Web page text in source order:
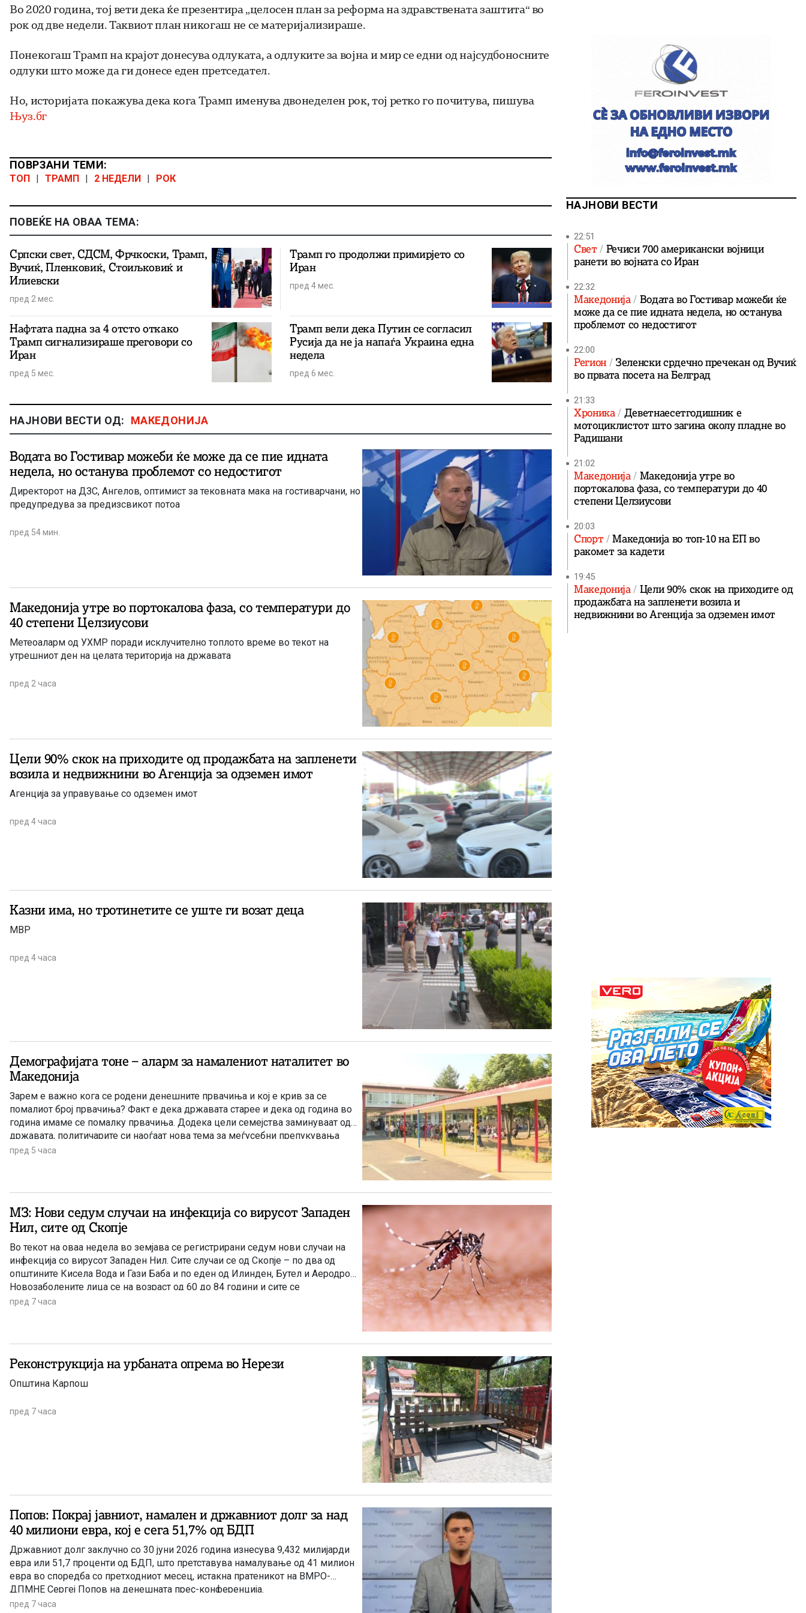
Во 2020 година, тој вети дека ќе презентира „целосен план за реформа на здравствената заштита“ во
рок од две недели. Таквиот план никогаш не се материјализираше.
Понекогаш Трамп на крајот донесува одлуката, а одлуките за војна и мир се едни од најсудбоносните
одлуки што може да ги донесе еден претседател.
Но, историјата покажува дека кога Трамп именува двонеделен рок, тој ретко го почитува, пишува
Њуз.бг
ПОВРЗАНИ ТЕМИ:
ТОП ТРАМП 2 НЕДЕЛИ РОК
ПОВЕЌЕ НА ОВАА ТЕМА:
Српски свет, СДСМ, Фрчкоски, Трамп,
Вучиќ, Пленковиќ, Стоиљковиќ и
Илиевски
пред 2 мес.
Трамп го продолжи примирјето со
Иран
пред 4 мес.
Нафтата падна за 4 отсто откако
Трамп сигнализираше преговори со
Иран
пред 5 мес.
Трамп вели дека Путин се согласил
Русија да не ја напаѓа Украина една
недела
пред 6 мес.
НАЈНОВИ ВЕСТИ ОД: МАКЕДОНИЈА
Водата во Гостивар можеби ќе може да се пие идната
недела, но останува проблемот со недостигот
Директорот на ДЗС, Ангелов, оптимист за тековната мака на гостиварчани, но
предупредува за предизсвикот потоа
пред 54 мин.
Македонија утре во портокалова фаза, со температури до
40 степени Целзиусови
Метеоаларм од УХМР поради исклучително топлото време во текот на
утрешниот ден на целата територија на државата
пред 2 часа
Цели 90% скок на приходите од продажбата на запленети
возила и недвижнини во Агенција за одземен имот
Агенција за управување со одземен имот
пред 4 часа
Казни има, но тротинетите се уште ги возат деца
МВР
пред 4 часа
Демографијата тоне – аларм за намалениот наталитет во
Македонија
Зарем е важно кога се родени денешните првачиња и кој е крив за се
помалиот број првачиња? Факт е дека државата старее и дека од година во
година имаме се помалку првачиња. Додека цели семејства заминуваат од
државата, политичарите си наоѓаат нова тема за меѓусебни препукувања
наместо да донесат итни мерки за да се спречи одливот на млади.
пред 5 часа
МЗ: Нови седум случаи на инфекција со вирусот Западен
Нил, сите од Скопје
Во текот на оваа недела во земјава се регистрирани седум нови случаи на
инфекција со вирусот Западен Нил. Сите случаи се од Скопје – по два од
општините Кисела Вода и Гази Баба и по еден од Илинден, Бутел и Аеродром.
Новозаболените лица се на возраст од 60 до 84 години и сите се
хоспитализирани, информираа попладнево од Министерството за здравство.
пред 7 часа
Реконструкција на урбаната опрема во Нерези
Општина Карпош
пред 7 часа
Попов: Покрај јавниот, намален и државниот долг за над
40 милиони евра, кој e сега 51,7% од БДП
Државниот долг заклучно со 30 јуни 2026 година изнесува 9,432 милијарди
евра или 51,7 проценти од БДП, што претставува намалување од 41 милион
евра во споредба со претходниот месец, истакна пратеникот на ВМРО-
ДПМНЕ Сергеј Попов на денешната прес-конференција.
пред 7 часа
НАЈНОВИ ВЕСТИ
22:51
Свет Речиси 700 американски војници
ранети во војната со Иран
22:32
Македонија Водата во Гостивар можеби ќе
може да се пие идната недела, но останува
проблемот со недостигот
22:00
Регион
Зеленски срдечно пречекан од Вучиќ
во првата посета на Белград
21:33
Хроника Деветнаесетгодишник е
мотоциклистот што загина околу пладне во
Радишани
21:02
Македонија Македонија утре во
портокалова фаза, со температури до 40
степени Целзиусови
20:03
Спорт
Македонија во топ-10 на ЕП во
ракомет за кадети
19:45
Македонија Цели 90% скок на приходите од
продажбата на запленети возила и
недвижнини во Агенција за одземен имот